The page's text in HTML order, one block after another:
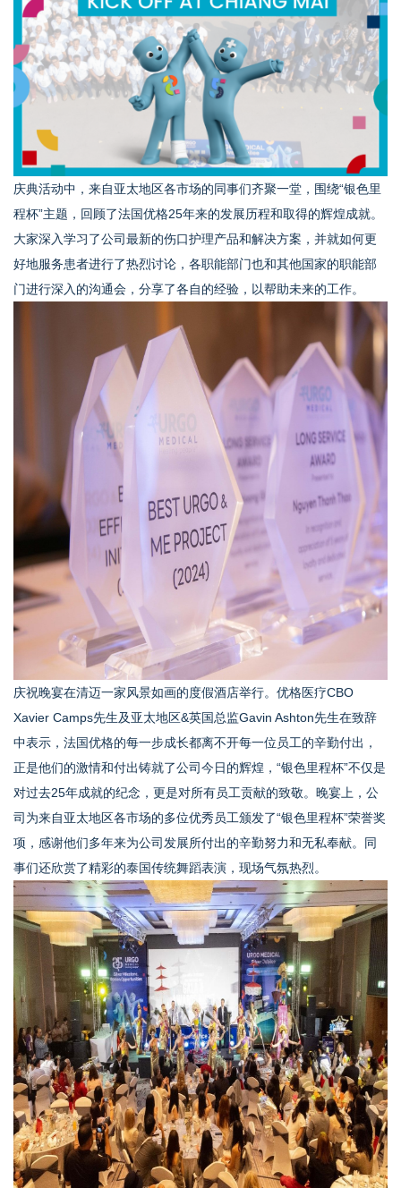
庆典活动中，来自亚太地区各市场的同事们齐聚一堂，围绕“银色里
程杯”主题，回顾了法国优格25年来的发展历程和取得的辉煌成就。
大家深入学习了公司最新的伤口护理产品和解决方案，并就如何更
好地服务患者进行了热烈讨论，各职能部门也和其他国家的职能部
门进行深入的沟通会，分享了各自的经验，以帮助未来的工作。
庆祝晚宴在清迈一家风景如画的度假酒店举行。优格医疗CBO
Xavier Camps先生及亚太地区&英国总监Gavin Ashton先生在致辞
中表示，法国优格的每一步成长都离不开每一位员工的辛勤付出，
正是他们的激情和付出铸就了公司今日的辉煌，“银色里程杯”不仅是
对过去25年成就的纪念，更是对所有员工贡献的致敬。晚宴上，公
司为来自亚太地区各市场的多位优秀员工颁发了“银色里程杯”荣誉奖
项，感谢他们多年来为公司发展所付出的辛勤努力和无私奉献。同
事们还欣赏了精彩的泰国传统舞蹈表演，现场气氛热烈。